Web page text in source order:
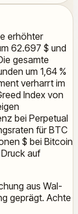
erhöhter
62.697 $ und
gesamte
um 1,64 %
verharrt im
Index von
bei Perpetual
für BTC
$ bei Bitcoin
auf
aus Wal-
geprägt. Achte